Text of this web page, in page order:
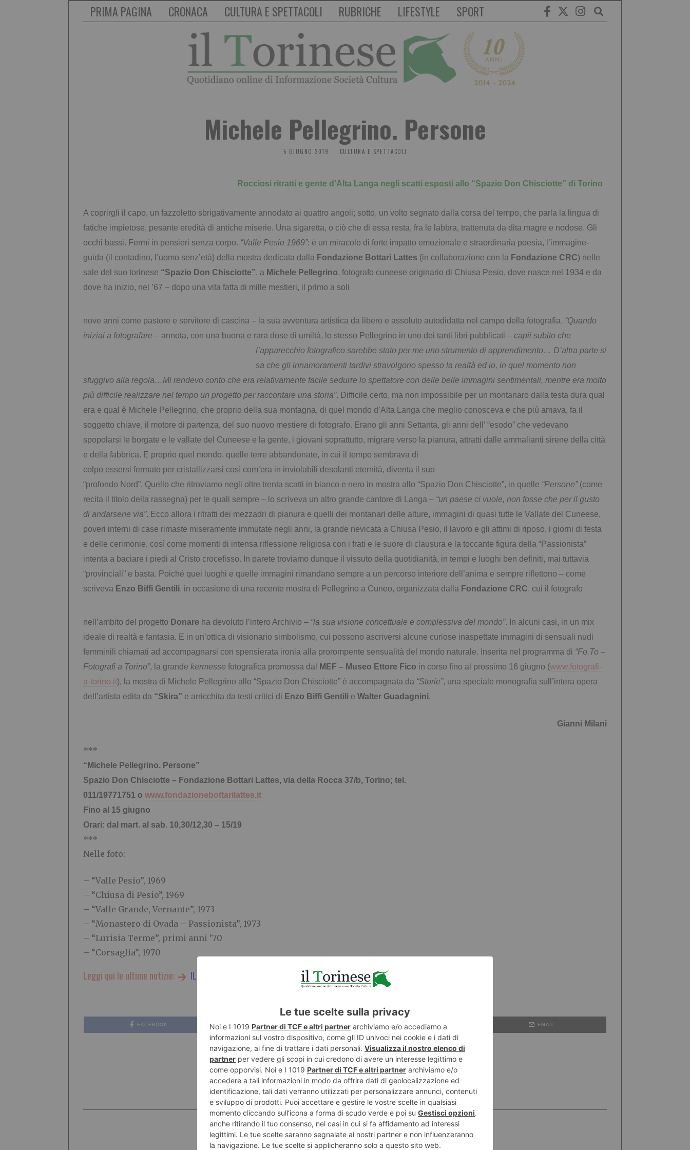
PRIMA PAGINA CRONACA CULTURA E SPETTACOLI RUBRICHE LIFESTYLE SPORT
Michele Pellegrino. Persone
5 GIUGNO 2019 CULTURA E SPETTACOLI
Rocciosi ritratti e gente d’Alta Langa negli scatti esposti allo “Spazio Don Chisciotte” di Torino
A coprirgli il capo, un fazzoletto sbrigativamente annodato ai quattro angoli; sotto, un volto segnato dalla corsa del tempo, che parla la lingua di
fatiche impietose, pesante eredità di antiche miserie. Una sigaretta, o ciò che di essa resta, fra le labbra, trattenuta da dita magre e nodose. Gli
occhi bassi. Fermi in pensieri senza corpo. “Valle Pesio 1969”: è un miracolo di forte impatto emozionale e straordinaria poesia, l’immagine-
guida (il contadino, l’uomo senz’età) della mostra dedicata dalla Fondazione Bottari Lattes (in collaborazione con la Fondazione CRC) nelle
sale del suo torinese “Spazio Don Chisciotte”, a Michele Pellegrino, fotografo cuneese originario di Chiusa Pesio, dove nasce nel 1934 e da
dove ha inizio, nel ’67 – dopo una vita fatta di mille mestieri, il primo a soli
nove anni come pastore e servitore di cascina – la sua avventura artistica da libero e assoluto autodidatta nel campo della fotografia. “Quando
iniziai a fotografare – annota, con una buona e rara dose di umiltà, lo stesso Pellegrino in uno dei tanti libri pubblicati – capii subito che
l’apparecchio fotografico sarebbe stato per me uno strumento di apprendimento… D’altra parte si
sa che gli innamoramenti tardivi stravolgono spesso la realtà ed io, in quel momento non
sfuggivo alla regola…Mi rendevo conto che era relativamente facile sedurre lo spettatore con delle belle immagini sentimentali, mentre era molto
più difficile realizzare nel tempo un progetto per raccontare una storia”. Difficile certo, ma non impossibile per un montanaro dalla testa dura qual
era e qual è Michele Pellegrino, che proprio della sua montagna, di quel mondo d’Alta Langa che meglio conosceva e che più amava, fa il
soggetto chiave, il motore di partenza, del suo nuovo mestiere di fotografo. Erano gli anni Settanta, gli anni dell’ “esodo” che vedevano
spopolarsi le borgate e le vallate del Cuneese e la gente, i giovani soprattutto, migrare verso la pianura, attratti dalle ammalianti sirene della città
e della fabbrica. E proprio quel mondo, quelle terre abbandonate, in cui il tempo sembrava di
colpo essersi fermato per cristallizzarsi così com’era in inviolabili desolanti eternità, diventa il suo
“profondo Nord”. Quello che ritroviamo negli oltre trenta scatti in bianco e nero in mostra allo “Spazio Don Chisciotte”, in quelle “Persone”(come
recita il titolo della rassegna) per le quali sempre – lo scriveva un altro grande cantore di Langa – “un paese ci vuole, non fosse che per il gusto
di andarsene via”. Ecco allora i ritratti dei mezzadri di pianura e quelli dei montanari delle alture, immagini di quasi tutte le Vallate del Cuneese,
poveri interni di case rimaste miseramente immutate negli anni, la grande nevicata a Chiusa Pesio, il lavoro e gli attimi di riposo, i giorni di festa
e delle cerimonie, così come momenti di intensa riflessione religiosa con i frati e le suore di clausura e la toccante figura della “Passionista”
intenta a baciare i piedi al Cristo crocefisso. In parete troviamo dunque il vissuto della quotidianità, in tempi e luoghi ben definiti, mai tuttavia
“provinciali” e basta. Poiché quei luoghi e quelle immagini rimandano sempre a un percorso interiore dell’anima e sempre riflettono – come
scriveva Enzo Biffi Gentili, in occasione di una recente mostra di Pellegrino a Cuneo, organizzata dalla Fondazione CRC, cui il fotografo
nell’ambito del progetto Donare ha devoluto l’intero Archivio – “la sua visione concettuale e complessiva del mondo”. In alcuni casi, in un mix
ideale di realtà e fantasia. E in un’ottica di visionario simbolismo, cui possono ascriversi alcune curiose inaspettate immagini di sensuali nudi
femminili chiamati ad accompagnarsi con spensierata ironia alla prorompente sensualità del mondo naturale. Inserita nel programma di “Fo.To –
Fotografi a Torino”, la grande kermesse fotografica promossa dal MEF – Museo Ettore Fico in corso fino al prossimo 16 giugno (www.fotografi-
a-torino.it), la mostra di Michele Pellegrino allo “Spazio Don Chisciotte” è accompagnata da “Storie”, una speciale monografia sull’intera opera
dell’artista edita da “Skira” e arricchita da testi critici di Enzo Biffi Gentili e Walter Guadagnini.
Gianni Milani
***
“Michele Pellegrino. Persone”
Spazio Don Chisciotte – Fondazione Bottari Lattes, via della Rocca 37/b, Torino; tel.
011/19771751 o www.fondazionebottarilattes.it
Fino al 15 giugno
Orari: dal mart. al sab. 10,30/12,30 – 15/19
***
Nelle foto:
– “Valle Pesio”, 1969
– “Chiusa di Pesio”, 1969
– “Valle Grande, Vernante”, 1973
– “Monastero di Ovada – Passionista”, 1973
– “Lurisia Terme”, primi anni ’70
– “Corsaglia”, 1970
Leggi qui le ultime notizie: IL TORINESE
FACEBOOK TWITTER WHATSAPP EMAIL
FINO AL 15 GIUGNO
POTREBBE INTERESSARTI...